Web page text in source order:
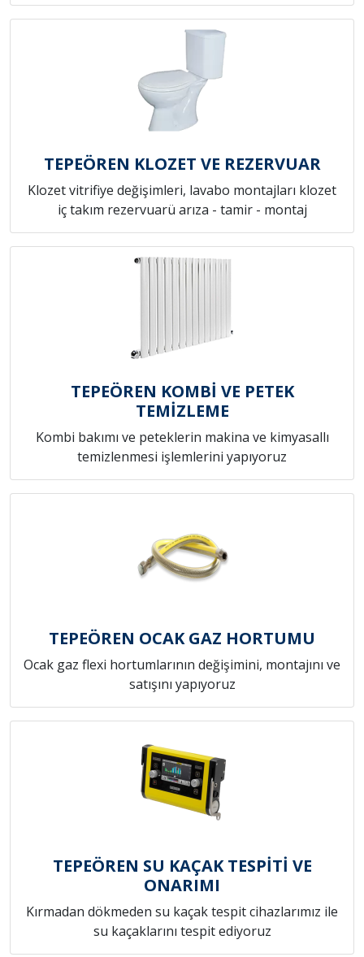
TEPEÖREN KLOZET VE REZERVUAR
Klozet vitrifiye değişimleri, lavabo montajları klozet
iç takım rezervuarü arıza - tamir - montaj
TEPEÖREN KOMBİ VE PETEK
TEMİZLEME
Kombi bakımı ve peteklerin makina ve kimyasallı
temizlenmesi işlemlerini yapıyoruz
TEPEÖREN OCAK GAZ HORTUMU
Ocak gaz flexi hortumlarının değişimini, montajını ve
satışını yapıyoruz
TEPEÖREN SU KAÇAK TESPİTİ VE
ONARIMI
Kırmadan dökmeden su kaçak tespit cihazlarımız ile
su kaçaklarını tespit ediyoruz